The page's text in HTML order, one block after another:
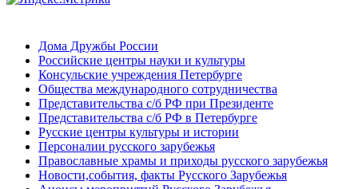
Дома Дружбы России
Российские центры науки и культуры
Консульские учреждения Петербурге
Общества международного сотрудничества
Представительства с/б РФ при Президенте
Представительства с/б РФ в Петербурге
Русские центры культуры и истории
Персоналии русского зарубежья
Православные храмы и приходы русского зарубежья
Новости,события, факты Русского Зарубежья